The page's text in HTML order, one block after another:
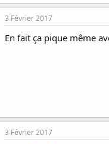
3 Février 2017
En fait ça pique même
3 Février 2017